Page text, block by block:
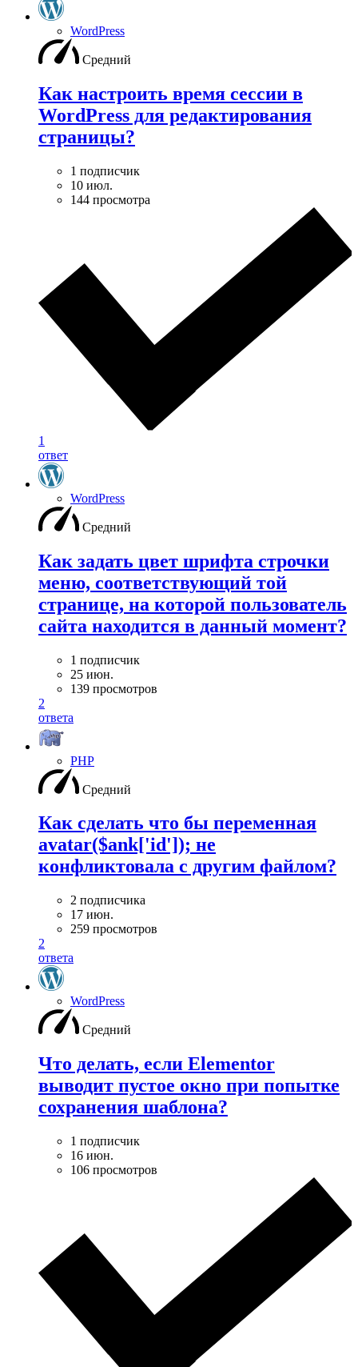
WordPress
Средний
Как настроить время сессии в
WordPress для редактирования
страницы?
1 подписчик
10 июл.
144 просмотра
1
ответ
WordPress
Средний
Как задать цвет шрифта строчки
меню, соответствующий той
странице, на которой пользователь
сайта находится в данный момент?
1 подписчик
25 июн.
139 просмотров
2
ответа
PHP
Средний
Как сделать что бы переменная
avatar($ank['id']); не
конфликтовала с другим файлом?
2 подписчика
17 июн.
259 просмотров
2
ответа
WordPress
Средний
Что делать, если Elementor
выводит пустое окно при попытке
сохранения шаблона?
1 подписчик
16 июн.
106 просмотров